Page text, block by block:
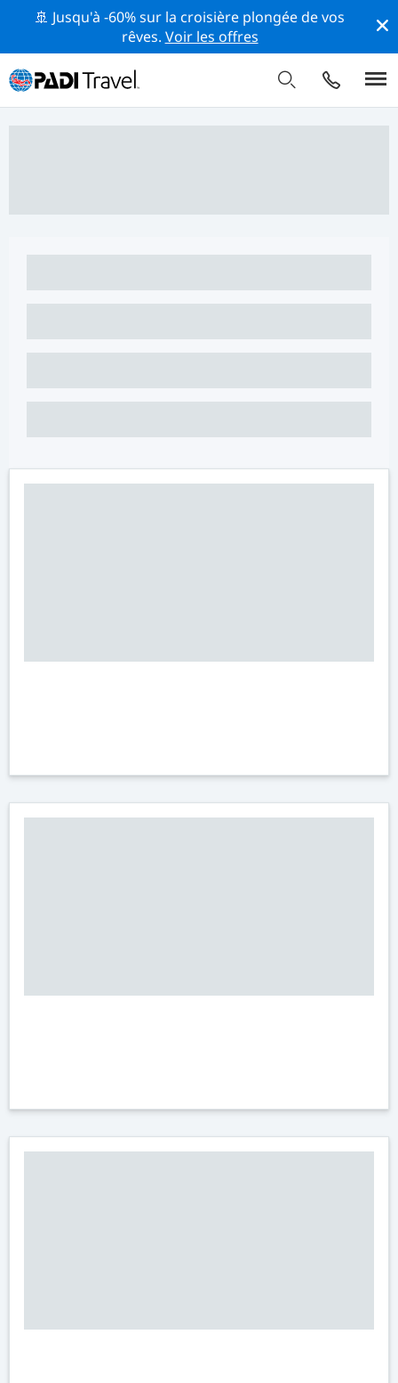
🚢 Jusqu'à -60% sur la croisière plongée de vos
rêves. Voir les offres